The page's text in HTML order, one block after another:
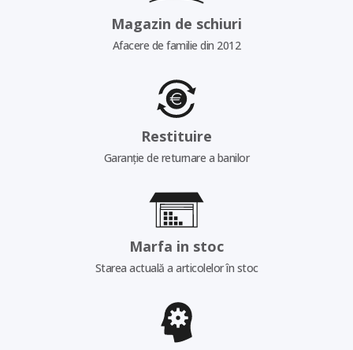
Magazin de schiuri
Afacere de familie din 2012
Restituire
Garanție de returnare a banilor
Marfa in stoc
Starea actuală a articolelor în stoc